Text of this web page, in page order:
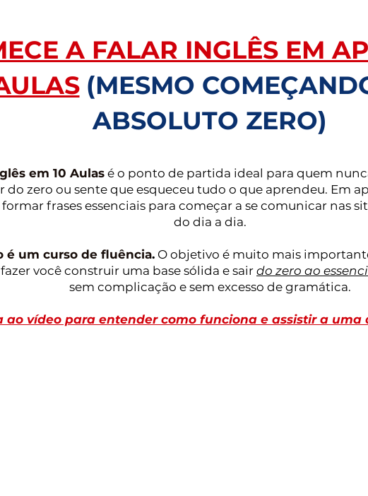
A FALAR INGLÊS EM
(MESMO
ABSOLUTO ZERO)
em 10 Aulasé o ponto de partida ideal para quem
do zero ou sente que esqueceu tudo o que aprendeu. Em
frases essenciais para começar a se comunicar nas
do dia a dia.
é um curso de fluência.O objetivo é muito mais
você construir uma base sólida e sair do zero ao
sem complicação e sem excesso de gramática.
ao vídeo para entender como funciona e assistir a uma